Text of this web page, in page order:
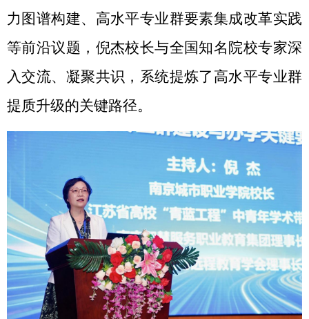
力图谱构建、高水平专业群要素集成改革实践
等前沿议题，倪杰校长与全国知名院校专家深
入交流、凝聚共识，系统提炼了高水平专业群
提质升级的关键路径。